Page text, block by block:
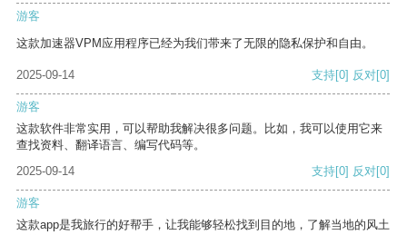
游客
这款加速器VPM应用程序已经为我们带来了无限的隐私保护和自由。
2025-09-14 支持[0] 反对[0]
游客
这款软件非常实用，可以帮助我解决很多问题。比如，我可以使用它来
查找资料、翻译语言、编写代码等。
2025-09-14
支持[0] 反对[0]
游客
这款app是我旅行的好帮手，让我能够轻松找到目的地，了解当地的风土